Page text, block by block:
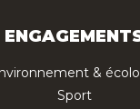
&
Sport